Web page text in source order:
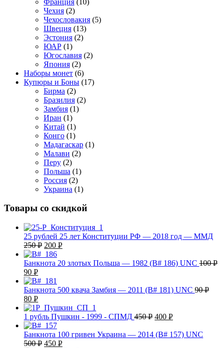
Чехия (2)
Чехословакия (5)
Швеция (13)
Эстония (2)
ЮАР (1)
Югославия (2)
Япония (2)
Наборы монет (6)
Купюры и Боны (17)
Бирма (2)
Бразилия (2)
Замбия (1)
Иран (1)
Китай (1)
Конго (1)
Мадагаскар (1)
Малави (2)
Перу (2)
Польша (1)
Россия (2)
Украина (1)
Товары со скидкой
25 рублей 25 лет Конституции РФ — 2018 год — ММД
250Р
УБ.
200 Р
Банкнота 20 злотых Польша — 1982 (B# 186) UNC 100Р
90 Р
УБ.
Банкнота 500 квача Замбия — 2011 (B# 181) UNC 90Р
80 Р
УБ.
1 рубль Пушкин - 1999 - СПМД 450Р 400 Р
Банкнота 100 гривен Украина — 2014 (B# 157) UNC
500Р 450 Р